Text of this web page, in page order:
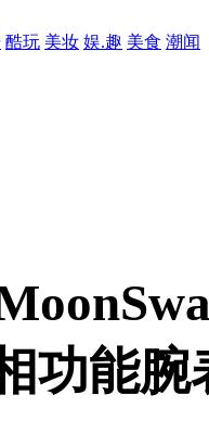
酷玩 美妆 娱.趣 美食 潮闻
功能腕